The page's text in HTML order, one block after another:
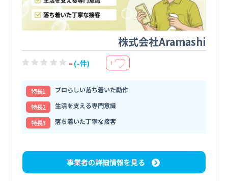
株式会社Aramashi
- (-件) ＋
特⻑1
プロらしい落ち着いた動作
特⻑2
生活を支える専門意識
特⻑3
落ち着いた丁寧な接客
事業者の詳細情報を見る